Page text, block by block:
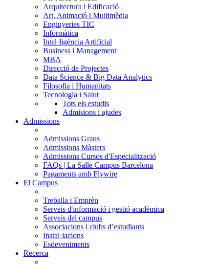
Arquitectura i Edificació
Art, Animació i Multimèdia
Enginyeries TIC
Informàtica
Intel·ligència Artificial
Business i Management
MBA
Direcció de Projectes
Data Science & Big Data Analytics
Filosofia i Humanitats
Tecnologia i Salut
Tots els estudis
Admisions i ajudes
Admissions
Admissions Graus
Admissions Màsters
Admissions Cursos d'Especialització
FAQs | La Salle Campus Barcelona
Pagaments amb Flywire
El Campus
Treballa i Emprèn
Serveis d'informació i gestió acadèmica
Serveis del campus
Associacions i clubs d’estudiants
Instal·lacions
Esdeveniments
Recerca